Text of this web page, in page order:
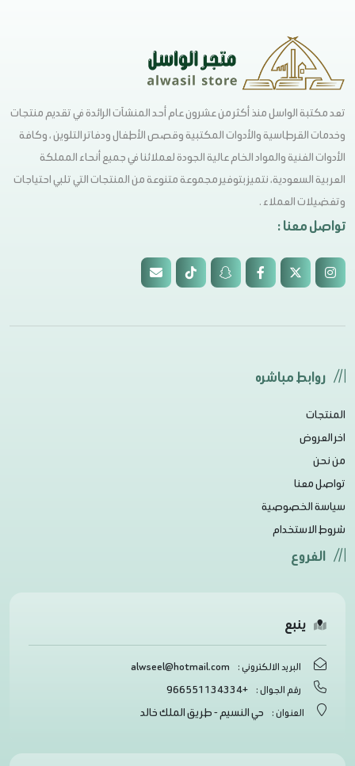
تعد مكتبة الواسل منذ أكثر من عشرون عام أحد المنشآت الرائدة في تقديم منتجات
وخدمات القرطاسية والأدوات المكتبية وقصص الأطفال ودفاتر التلوين ، وكافة
الأدوات الفنية والمواد الخام عالية الجودة لعملائنا في جميع أنحاء المملكة
العربية السعودية، نتميز بتوفير مجموعة متنوعة من المنتجات التي تلبي احتياجات
وتفضيلات العملاء .
تواصل معنا :
روابط مباشره
المنتجات
اخر العروض
من نحن
تواصل معنا
سياسة الخصوصية
شروط الاستخدام
الفروع
ينبع
البريد الالكتروني : alwseel@hotmail.com
رقم الجوال : +966551134334
العنوان : حي النسيم - طريق الملك خالد